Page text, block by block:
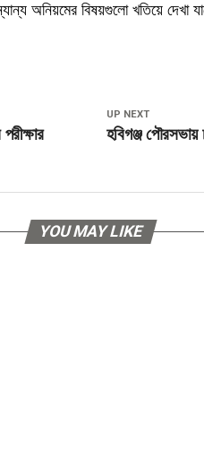
অনিয়মের বিষয়গুলো খতিয়ে দেখা
UP NEXT
হবিগঞ্জ পৌরসভায়
YOU MAY LIKE